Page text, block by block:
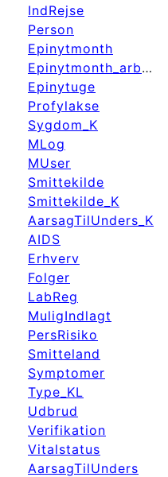
IndRejse
Person
Epinytmonth
Epinytmonth_arbdato
Epinytuge
Profylakse
Sygdom_K
MLog
MUser
Smittekilde
Smittekilde_K
AarsagTilUnders_K
AIDS
Erhverv
Folger
LabReg
MuligIndlagt
PersRisiko
Smitteland
Symptomer
Type_KL
Udbrud
Verifikation
Vitalstatus
AarsagTilUnders